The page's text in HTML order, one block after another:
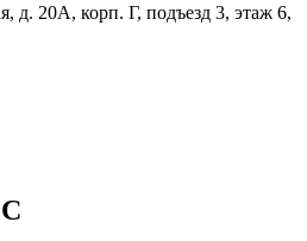
д. 20А, корп. Г, подъезд 3, этаж 6,